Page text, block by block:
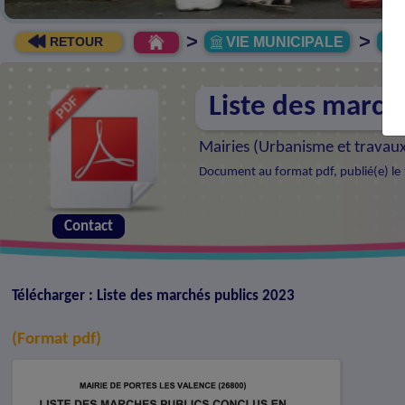
RETOUR > VIE MUNICIPALE >
Liste des
Mairies (Urbanisme et
Document au format pdf, publié(e)
Contact
Télécharger : Liste des marchés publics 2023
(Format pdf)